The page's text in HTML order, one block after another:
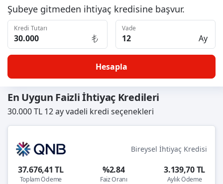
Şubeye gitmeden ihtiyaç kredisine başvur.
Kredi Tutarı Vade
Ay
Hesapla
En Uygun Faizli İhtiyaç Kredileri
30.000 TL 12 ay vadeli kredi seçenekleri
Bireysel İhtiyaç Kredisi
37.676,41 TL
Toplam Ödeme
%2.84
Faiz Oranı
3.139,70 TL
Aylık Ödeme